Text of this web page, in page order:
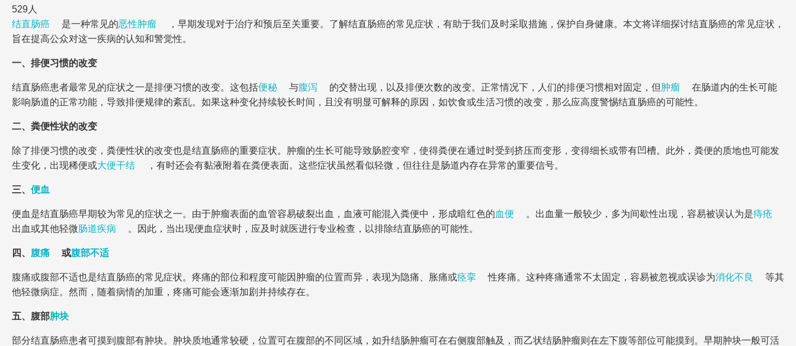
529人
结直肠癌
是一种常见的恶性肿瘤
，早期发现对于治疗和预后至关重要。了解结直肠癌的常见症状，有助于我们及时采取措施，保护自身健康。本文将详细探讨结直肠癌的常见症状，
旨在提高公众对这一疾病的认知和警觉性。
一、排便习惯的改变
结直肠癌患者最常见的症状之一是排便习惯的改变。这包括便秘 与腹泻 的交替出现，以及排便次数的改变。正常情况下，人们的排便习惯相对固定，但肿瘤
在肠道内的生长可能
影响肠道的正常功能，导致排便规律的紊乱。如果这种变化持续较长时间，且没有明显可解释的原因，如饮食或生活习惯的改变，那么应高度警惕结直肠癌的可能性。
二、粪便性状的改变
除了排便习惯的改变，粪便性状的改变也是结直肠癌的重要症状。肿瘤的生长可能导致肠腔变窄，使得粪便在通过时受到挤压而变形，变得细长或带有凹槽。此外，粪便的质地也可能发
生变化，出现稀便或大便干结 ，有时还会有黏液附着在粪便表面。这些症状虽然看似轻微，但往往是肠道内存在异常的重要信号。
三、 便血
便血是结直肠癌早期较为常见的症状之一。由于肿瘤表面的血管容易破裂出血，血液可能混入粪便中，形成暗红色的血便 。出血量一般较少，多为间歇性出现，容易被误认为是痔疮
出血或其他轻微肠道疾病 。因此，当出现便血症状时，应及时就医进行专业检查，以排除结直肠癌的可能性。
四、 腹痛 或腹部不适
腹痛或腹部不适也是结直肠癌的常见症状。疼痛的部位和程度可能因肿瘤的位置而异，表现为隐痛、胀痛或痉挛 性疼痛。这种疼痛通常不太固定，容易被忽视或误诊为消化不良
等其
他轻微病症。然而，随着病情的加重，疼痛可能会逐渐加剧并持续存在。
五、腹部肿块
部分结直肠癌患者可摸到腹部有肿块。肿块质地通常较硬，位置可在腹部的不同区域，如升结肠肿瘤可在右侧腹部触及，而乙状结肠肿瘤则在左下腹等部位可能摸到。早期肿块一般可活